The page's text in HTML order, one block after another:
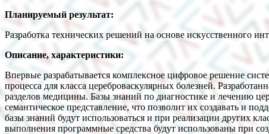
Планируемый результат:
Разработка технических решений на основе искусственного
Описание, характеристики:
Впервые разрабатывается комплексное цифровое решение
процесса для класса цереброваскулярных болезней.
разделов медицины. Базы знаний по диагностике и лечению
семантическое представление, что позволит их создавать и
базы знаний будут использоваться и при реализации других
выполнения программные средства будут использованы при